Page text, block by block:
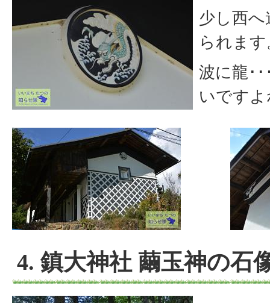
少し西
られま
波に龍･
いです
4. 鎮大神社 繭玉神の石